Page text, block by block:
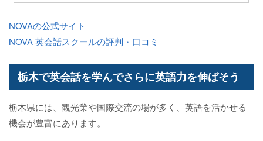
NOVAの公式サイト
NOVA 英会話スクールの評判・口コミ
栃木で英会話を学んでさらに英語力を伸ばそう
栃木県には、観光業や国際交流の場が多く、英語を活かせる
機会が豊富にあります。